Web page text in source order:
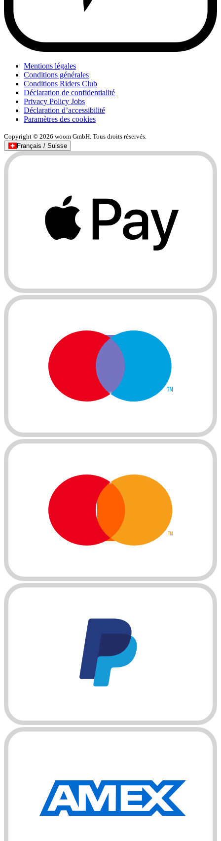
Mentions légales
Conditions générales
Conditions Riders Club
Déclaration de confidentialité
Privacy Policy Jobs
Déclaration d’accessibilité
Paramètres des cookies
Copyright © 2026 woom GmbH. Tous droits réservés.
Français / Suisse